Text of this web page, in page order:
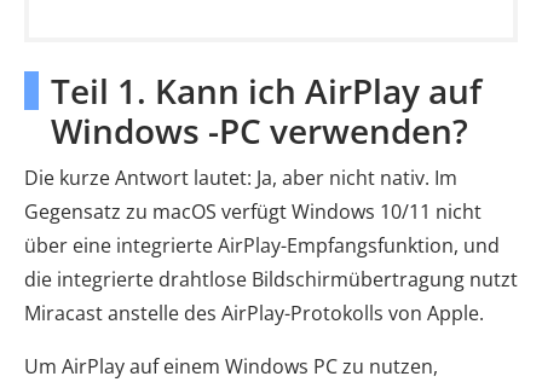
Teil 1. Kann ich AirPlay auf
Windows -PC verwenden?
Die kurze Antwort lautet: Ja, aber nicht nativ. Im
Gegensatz zu macOS verfügt Windows 10/11 nicht
über eine integrierte AirPlay-Empfangsfunktion, und
die integrierte drahtlose Bildschirmübertragung nutzt
Miracast anstelle des AirPlay-Protokolls von Apple.
Um AirPlay auf einem Windows PC zu nutzen,